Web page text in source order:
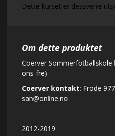
Dette kurset er dessverre
Om dette produktet
Coerver Sommerfotballskole
ons-fre)
Coerver kontakt: Frode
san@online.no
2012-2019